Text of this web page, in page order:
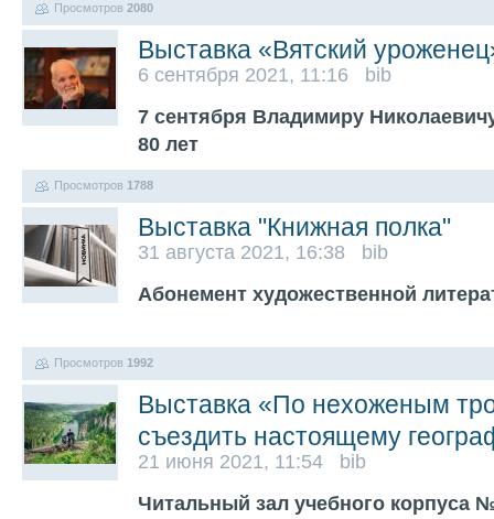
Просмотров 2080
Выставка «Вятский
6 сентября 2021, 11:16 bib
7 сентября Владимиру
80 лет
Просмотров 1788
Выставка "Книжная полка"
31 августа 2021, 16:38 bib
Абонемент художественной
Просмотров 1992
Выставка «По нехоженым
съездить настоящему
21 июня 2021, 11:54 bib
Читальный зал учебного корпуса